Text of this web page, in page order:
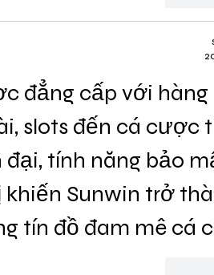
đẳng cấp với
slots đến cá cược
tính năng bảo
Sunwin trở
tín đồ đam mê cá